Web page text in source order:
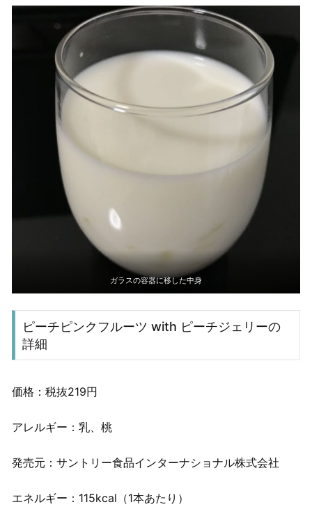
ガラスの容器に移した中身
ピーチピンクフルーツ with ピーチジェリーの
詳細
価格：税抜219円
アレルギー：乳、桃
発売元：サントリー食品インターナショナル株式会社
エネルギー：115kcal（1本あたり）